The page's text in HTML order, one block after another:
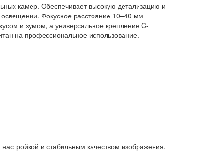
камер. Обеспечивает высокую детализацию и
освещении. Фокусное расстояние 10–40 мм
и зумом, а универсальное крепление C-
на профессиональное использование.
и стабильным качеством изображения.